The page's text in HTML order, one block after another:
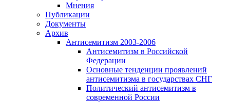
Мнения
Публикации
Документы
Архив
Антисемитизм 2003-2006
Антисемитизм в Российской
Федерации
Основные тенденции проявлений
антисемитизма в государствах СНГ
Политический антисемитизм в
современной России